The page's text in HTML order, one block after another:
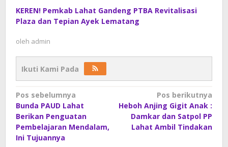
KEREN! Pemkab Lahat Gandeng PTBA Revitalisasi
Plaza dan Tepian Ayek Lematang
oleh admin
Ikuti Kami Pada
Navigasi
pos
Pos sebelumnya
Bunda PAUD Lahat
Berikan Penguatan
Pembelajaran Mendalam,
Ini Tujuannya
Pos berikutnya
Heboh Anjing Gigit Anak :
Damkar dan Satpol PP
Lahat Ambil Tindakan